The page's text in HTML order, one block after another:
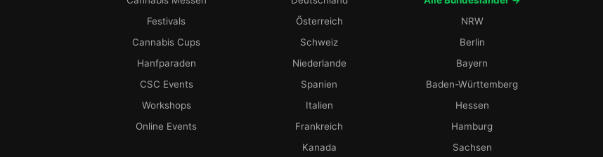
Festivals
Cannabis Cups
Hanfparaden
CSC Events
Workshops
Online Events
Österreich
Schweiz
Niederlande
Spanien
Italien
Frankreich
Kanada
NRW
Berlin
Bayern
Baden-Württemberg
Hessen
Hamburg
Sachsen